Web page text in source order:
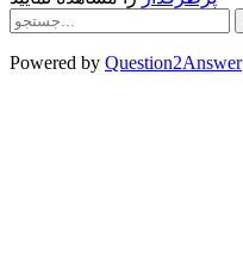
Powered by Question2Answer